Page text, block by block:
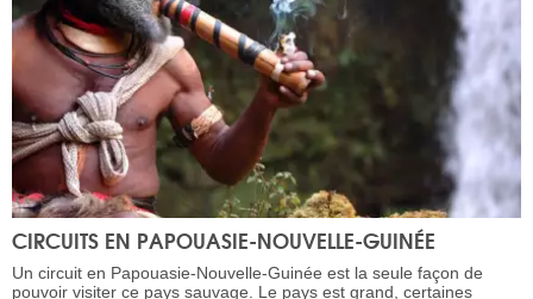
CIRCUITS EN PAPOUASIE-NOUVELLE-GUINÉE
Un circuit en Papouasie-Nouvelle-Guinée est la seule façon de
pouvoir visiter ce pays sauvage. Le pays est grand, certaines